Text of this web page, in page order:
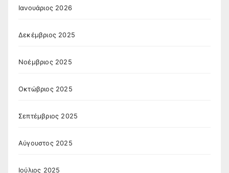
Ιανουάριος 2026
Δεκέμβριος 2025
Νοέμβριος 2025
Οκτώβριος 2025
Σεπτέμβριος 2025
Αύγουστος 2025
Ιούλιος 2025